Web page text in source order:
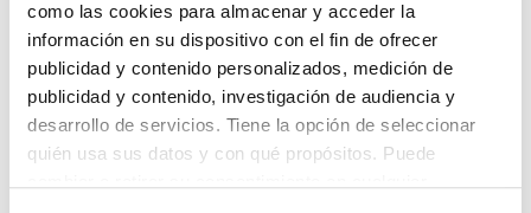
como las cookies para almacenar y acceder la
información en su dispositivo con el fin de ofrecer
publicidad y contenido personalizados, medición de
publicidad y contenido, investigación de audiencia y
desarrollo de servicios. Tiene la opción de seleccionar
quién usa sus datos y con qué propósitos. Puede
Lo sentimos, no sabemos como
te hemos traido hasta aquí.
Pero puedes encontrar el coche que estás
buscando en alguno de estos enlaces: